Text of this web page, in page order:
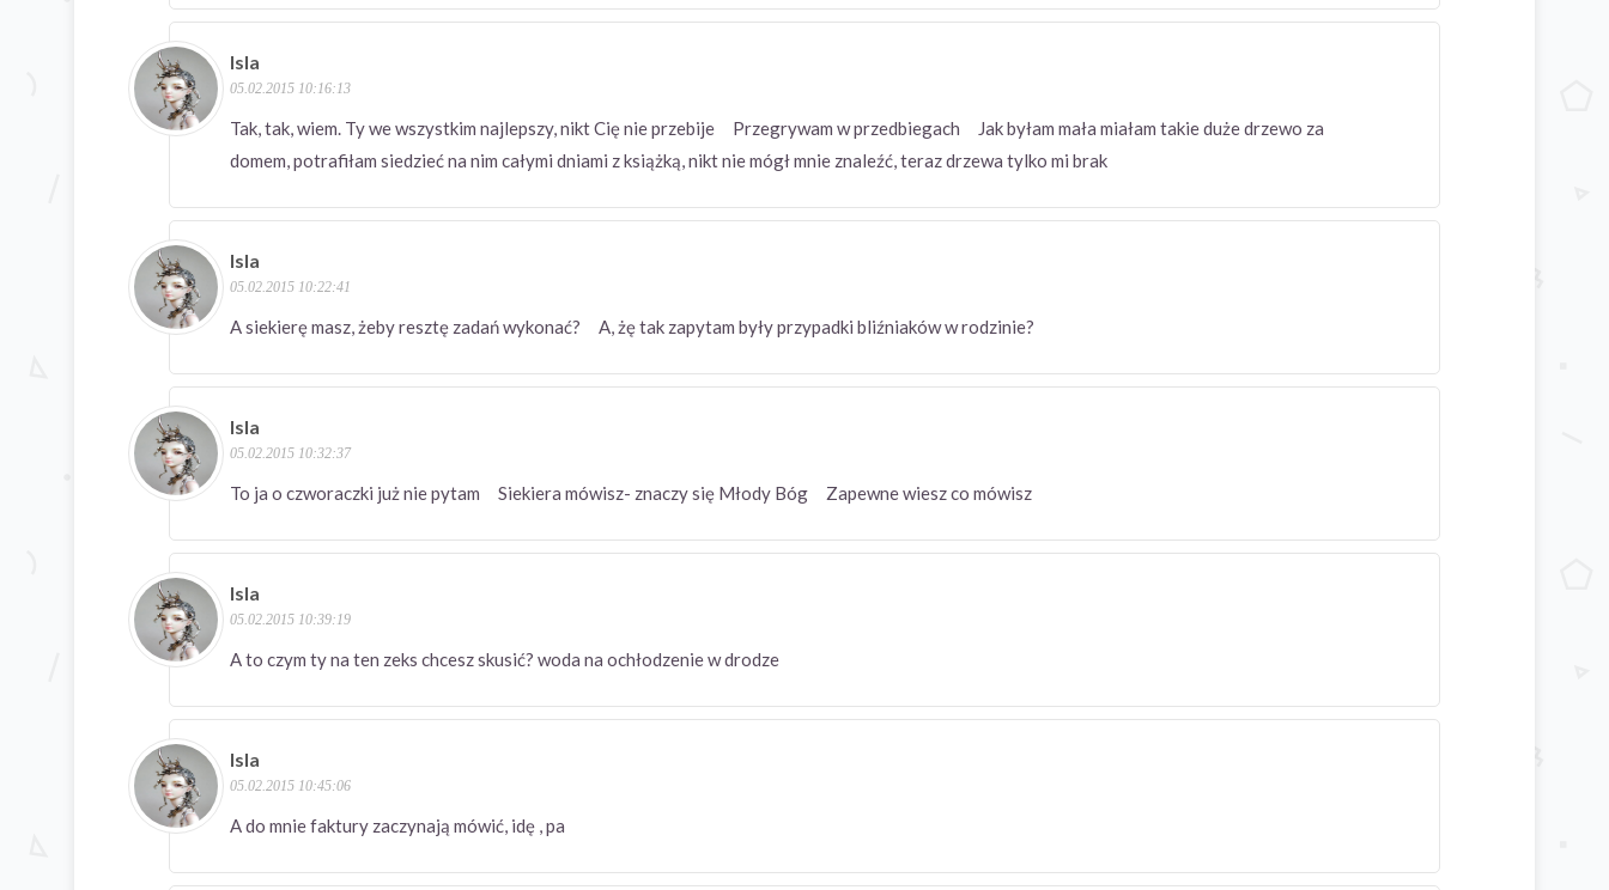
Isla
05.02.2015 10:16:13
Tak, tak, wiem. Ty we wszystkim najlepszy, nikt Cię nie przebije Przegrywam w przedbiegach Jak byłam mała miałam takie duże drzewo za
domem, potrafiłam siedzieć na nim całymi dniami z książką, nikt nie mógł mnie znaleźć, teraz drzewa tylko mi brak
Isla
05.02.2015 10:22:41
A siekierę masz, żeby resztę zadań wykonać? A, żę tak zapytam były przypadki bliźniaków w rodzinie?
Isla
05.02.2015 10:32:37
To ja o czworaczki już nie pytam Siekiera mówisz- znaczy się Młody Bóg Zapewne wiesz co mówisz
Isla
05.02.2015 10:39:19
A to czym ty na ten zeks chcesz skusić? woda na ochłodzenie w drodze
Isla
05.02.2015 10:45:06
A do mnie faktury zaczynają mówić, idę , pa